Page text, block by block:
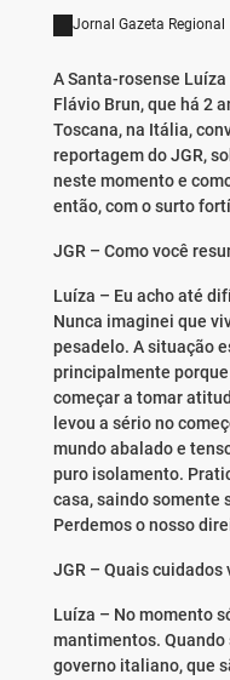
Jornal Gazeta Regional
A Santa-rosense
Flávio Brun, que há 2
Toscana, na Itália,
reportagem do JGR,
neste momento e
então, com o surto
JGR – Como você
Luíza – Eu acho até
Nunca imaginei que
pesadelo. A situação
principalmente
começar a tomar
levou a sério no
mundo abalado e
puro isolamento.
casa, saindo somente
Perdemos o nosso
JGR – Quais
Luíza – No momento
mantimentos. Quando
governo italiano, que